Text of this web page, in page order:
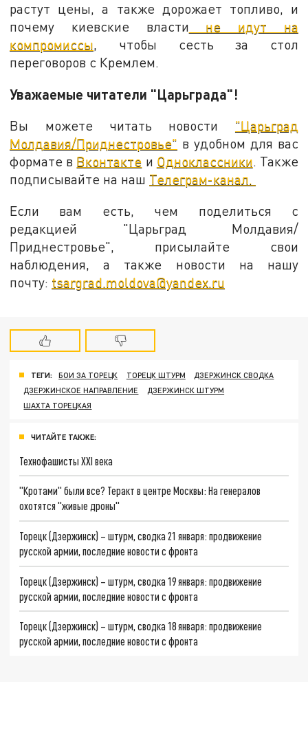
растут цены, а также дорожает топливо, и
почему киевские власти не идут на
компромиссы, чтобы сесть за стол
переговоров с Кремлем.
Уважаемые читатели "Царьграда"!
Вы можете читать новости "Царьград
Молдавия/Приднестровье" в удобном для вас
формате в Вконтакте и Одноклассники. Также
подписывайте на наш Телеграм-канал.
Если вам есть, чем поделиться с
редакцией "Царьград Молдавия/
Приднестровье", присылайте свои
наблюдения, а также новости на нашу
почту: tsargrad.moldova@yandex.ru
ТЕГИ: БОИ ЗА ТОРЕЦК ТОРЕЦК ШТУРМ
ДЗЕРЖИНСК СВОДКА
ДЗЕРЖИНСКОЕ НАПРАВЛЕНИЕ
ДЗЕРЖИНСК ШТУРМ
ШАХТА ТОРЕЦКАЯ
ЧИТАЙТЕ ТАКЖЕ:
Технофашисты XXI века
"Кротами" были все? Теракт в центре Москвы: На генералов
охотятся "живые дроны"
Торецк (Дзержинск) – штурм, сводка 21 января: продвижение
русской армии, последние новости с фронта
Торецк (Дзержинск) – штурм, сводка 19 января: продвижение
русской армии, последние новости с фронта
Торецк (Дзержинск) – штурм, сводка 18 января: продвижение
русской армии, последние новости с фронта